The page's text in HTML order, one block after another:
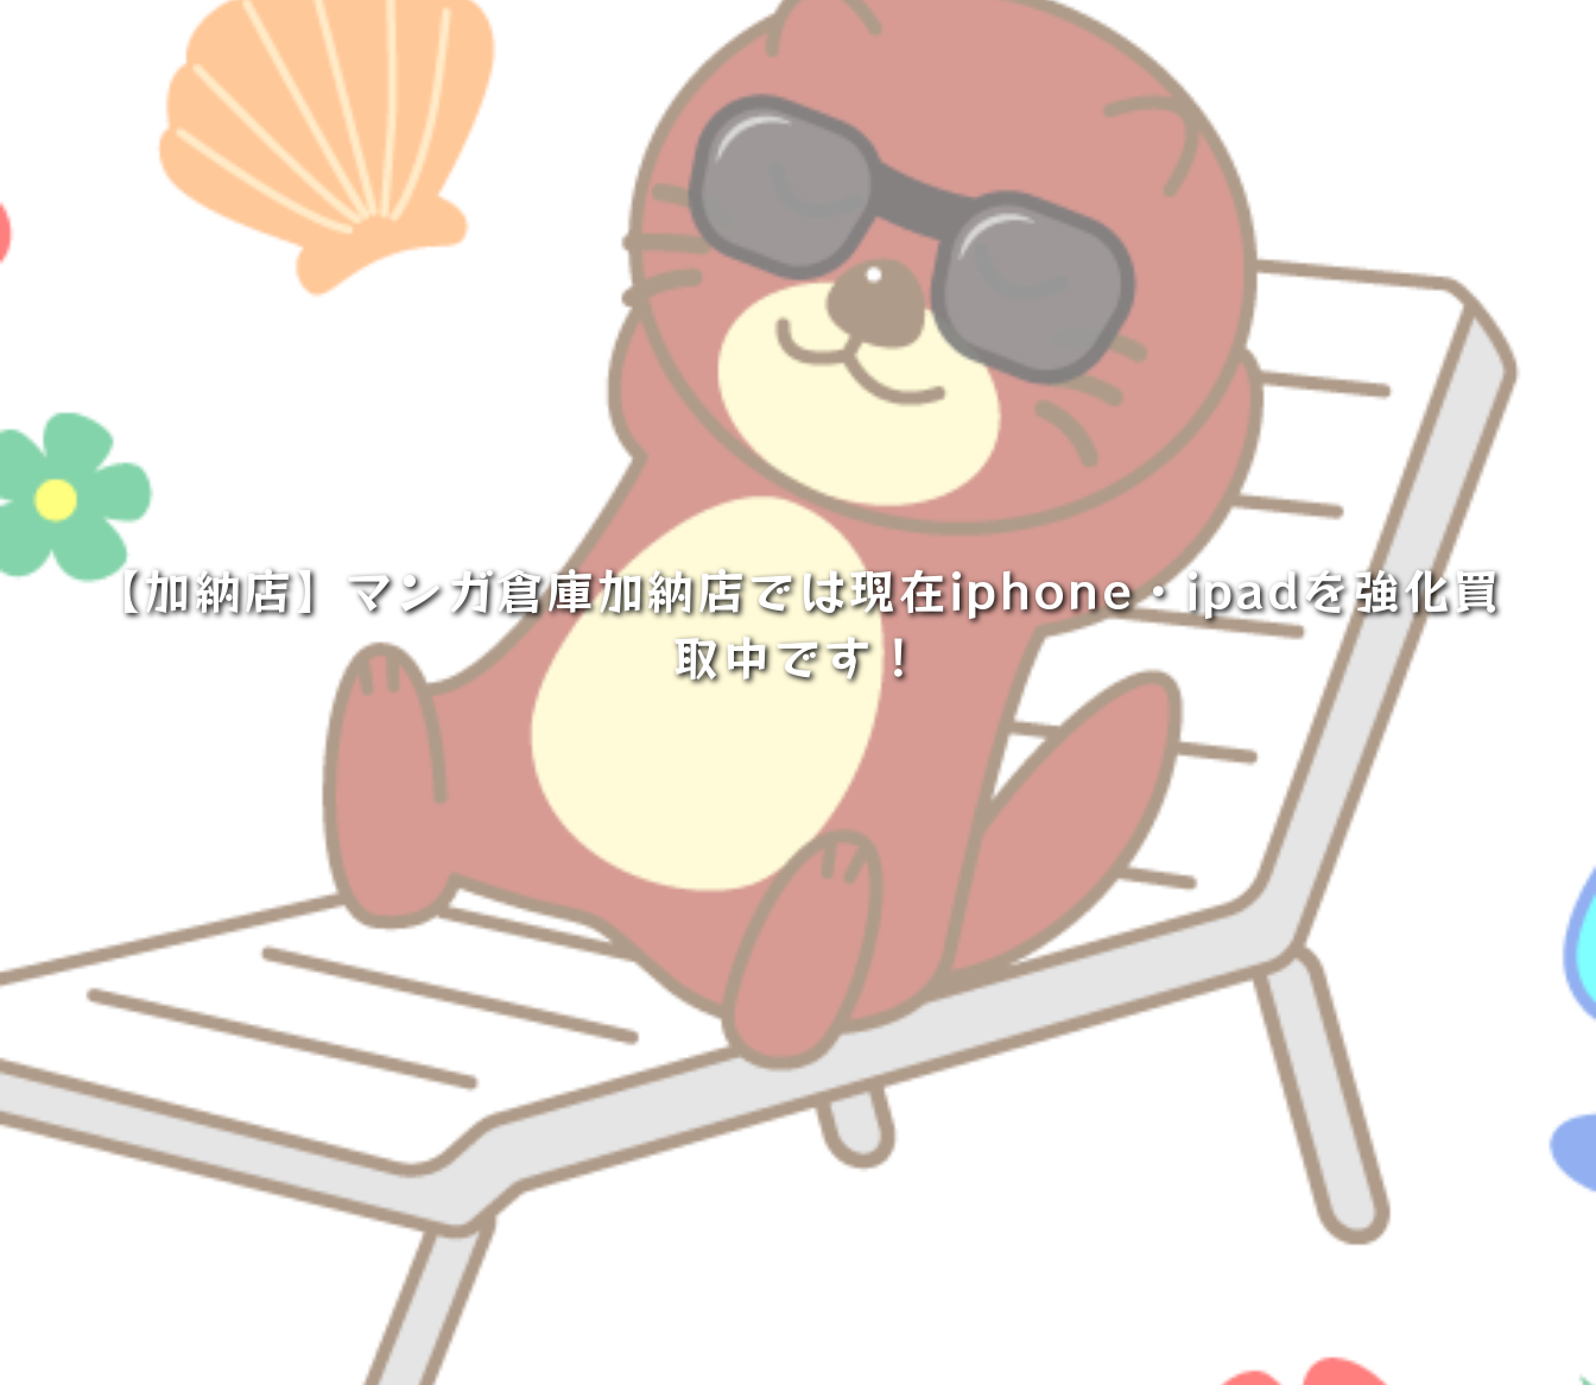
【加納店】マンガ倉庫加納店では現在iphone・ipadを強化買
取中です！